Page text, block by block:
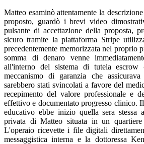
Matteo esaminò attentamente la
proposto, guardò i brevi video
pulsante di accettazione della proposta,
sicuro tramite la piattaforma Stripe
precedentemente memorizzata nel proprio
somma di denaro venne
all'interno del sistema di tutela
meccanismo di garanzia che
sarebbero stati svincolati a favore del
recepimento del valore professionale e
effettivo e documentato progresso clinico.
educativo ebbe inizio quella sera stessa
privata di Matteo situata in un
L'operaio ricevette i file digitali
messaggistica interna e la dottoressa